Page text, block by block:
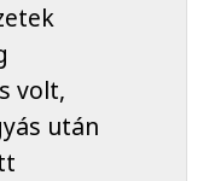
volt,
után